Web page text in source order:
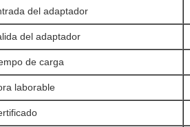
del adaptador
del adaptador
de carga
laborable